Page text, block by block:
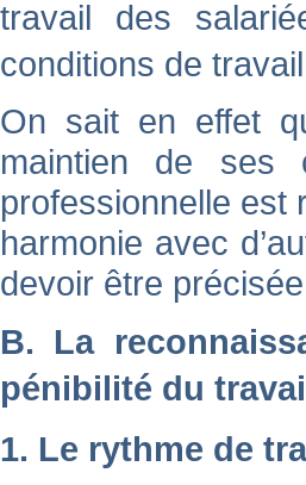
travail des
conditions de
On sait en effet
maintien de ses
professionnelle est
harmonie avec
devoir être
B. La
pénibilité du
1. Le rythme de